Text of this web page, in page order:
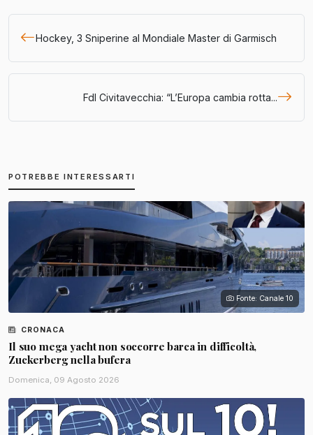
Hockey, 3 Sniperine al Mondiale Master di Garmisch
FdI Civitavecchia: “L’Europa cambia rotta...
POTREBBE INTERESSARTI
Fonte: Canale 10
CRONACA
Il suo mega yacht non soccorre barca in difficoltà,
Zuckerberg nella bufera
Domenica, 09 Agosto 2026